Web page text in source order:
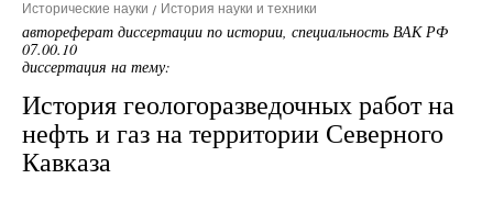
Исторические науки История науки и техники
автореферат диссертации по истории, специальность ВАК РФ
07.00.10
диссертация на тему:
История геологоразведочных работ на
нефть и газ на территории Северного
Кавказа